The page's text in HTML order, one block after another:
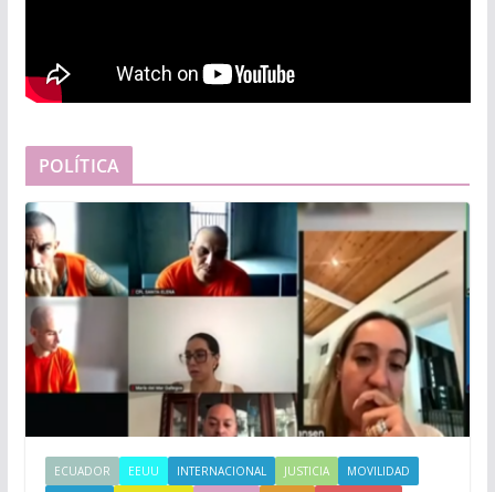
POLÍTICA
ECUADOR EEUU INTERNACIONAL JUSTICIA
MOVILIDAD